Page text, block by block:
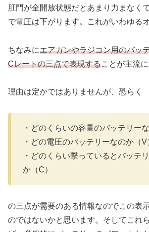
肛門が全開放状態だとあまり力まなく
で電圧は下がります。これがいわゆる
ちなみにエアガンやラジコン用のバッ
Cレートの三点で表現することが主流
理由は定かではありませんが、恐らく
・どのくらいの容量のバッテリー
・どの電圧のバッテリーなのか（V
・どのくらい撃っているとバッテ
か（C）
の三点が需要のある情報なのでこの表
のではないかと思います。そしてこれ